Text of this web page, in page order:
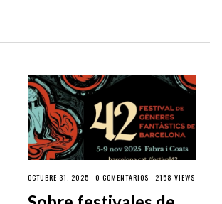
OCTUBRE 31, 2025 · 0 COMENTARIOS · 2158 VIEWS